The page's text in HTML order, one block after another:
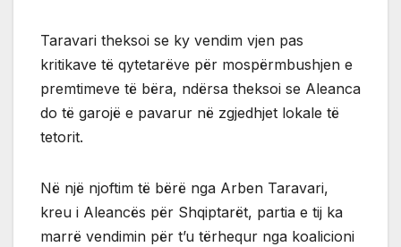
Taravari theksoi se ky vendim vjen pas
kritikave të qytetarëve për mospërmbushjen e
premtimeve të bëra, ndërsa theksoi se Aleanca
do të garojë e pavarur në zgjedhjet lokale të
tetorit.
Në një njoftim të bërë nga Arben Taravari,
kreu i Aleancës për Shqiptarët, partia e tij ka
marrë vendimin për t’u tërhequr nga koalicioni